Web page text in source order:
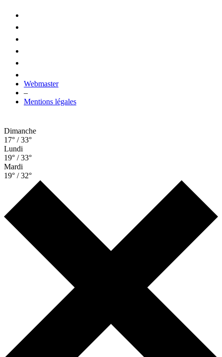
Webmaster
–
Mentions légales
Dimanche
17° / 33°
Lundi
19° / 33°
Mardi
19° / 32°